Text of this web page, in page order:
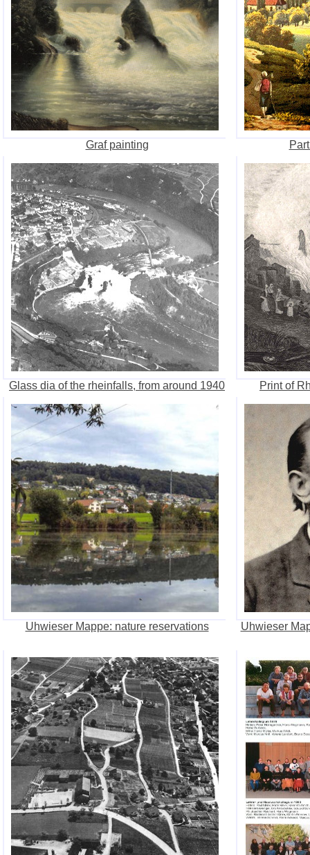
Graf painting
Glass dia of the rheinfalls, from around 1940 Print of
Uhwieser Mappe: nature reservations Uhwieser